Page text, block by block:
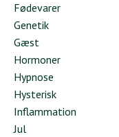
Fødevarer
Genetik
Gæst
Hormoner
Hypnose
Hysterisk
Inflammation
Jul